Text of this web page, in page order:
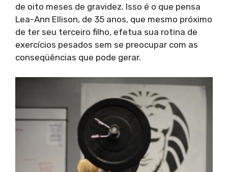
de oito meses de gravidez. Isso é o que pensa
Lea-Ann Ellison, de 35 anos, que mesmo próximo
de ter seu terceiro filho, efetua sua rotina de
exercícios pesados sem se preocupar com as
conseqüências que pode gerar.